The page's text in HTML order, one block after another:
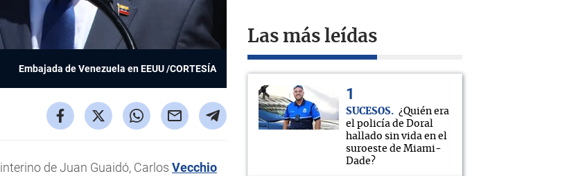
Embajada de Venezuela en EEUU /CORTESÍA
interino de Juan Guaidó, Carlos Vecchio
Las más leídas
SUCESOS
¿Quién era
el policía de Doral
hallado sin vida en el
suroeste de Miami-
Dade?